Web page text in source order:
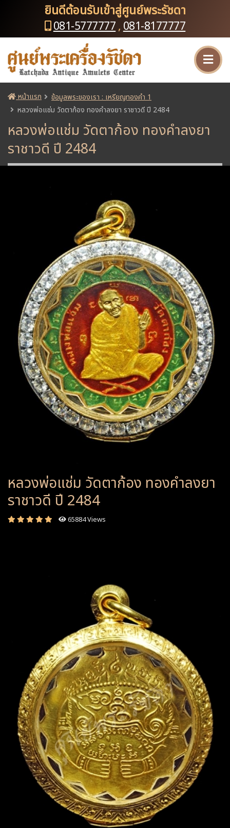
ยินดีต้อนรับเข้าสู่ศูนย์พระรัชดา
081-5777777, 081-8177777
หน้าแรก
ข้อมูลพระของเรา : เหรียญทองคำ 1
หลวงพ่อแช่ม วัดตาก้อง ทองคำลงยา ราชาวดี ปี 2484
หลวงพ่อแช่ม วัดตาก้อง ทองคำลงยา
ราชาวดี ปี 2484
หลวงพ่อแช่ม วัดตาก้อง ทองคำลงยา
ราชาวดี ปี 2484
65884 Views